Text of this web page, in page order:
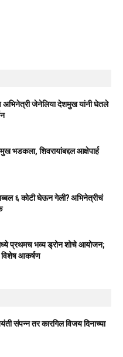
जेनेलिया देशमुख यांनी घेतले
भडकला, शिवरायांबद्दल आक्षेपार्ह
६ कोटी घेऊन गेली? अभिनेत्रीचं
प्रथमच भव्य ड्रोन शोचे आयोजन;
विशेष आकर्षण
संपन्न तर कारगिल विजय दिनाच्या